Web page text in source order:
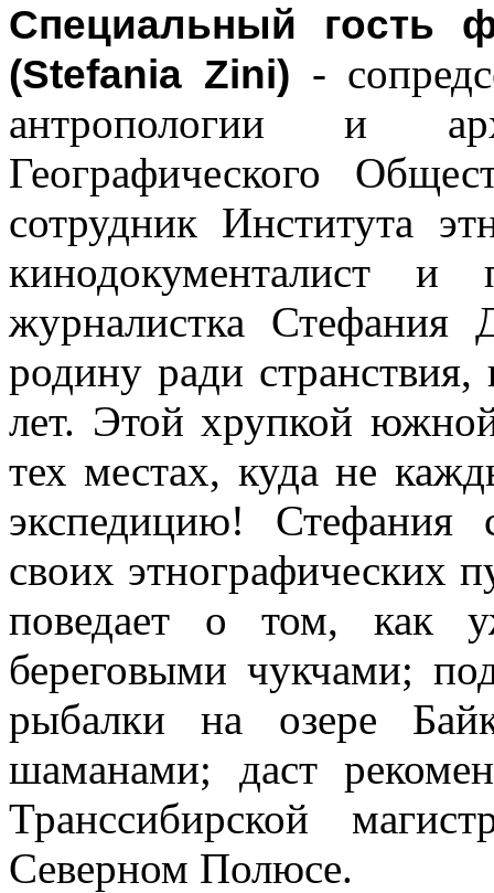
Специальный гость
(Stefania Zini) -
антропологии и
Географического
сотрудник Института
кинодокументалист и
журналистка
родину ради
лет. Этой хрупкой
тех местах, куда не
экспедицию! Стефания
своих этнографических
поведает о том, как
береговыми чукчами;
рыбалки на озере
шаманами; даст
Транссибирской
Северном Полюсе.